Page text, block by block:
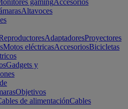
gamingAccesorios
Altavoces
AdaptadoresProyectores
Motos eléctricasAccesoriosBicicletas
Gadgets y
Objetivos
de alimentaciónCables